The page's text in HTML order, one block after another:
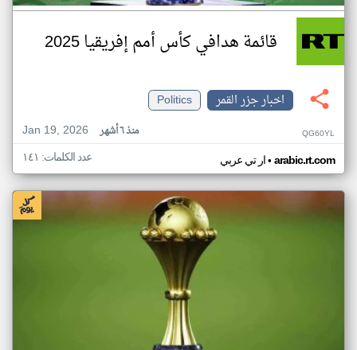
قائمة هدافي كأس أمم إفريقيا 2025
اخبار جزر القمر
Politics
Jan 19, 2026
منذ ٦ أشهر QG60YL
ار تي عربي• arabic.rt.com عدد الكلمات: ١٤١